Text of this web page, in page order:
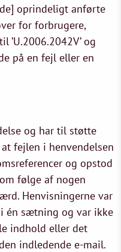
oprindeligt anførte
for forbrugere,
’U.2006.2042V’ og
på en fejl eller en
og har til støtte
fejlen i henvendelsen
og opstod
følge af nogen
Henvisningerne var
én sætning og var ikke
indhold eller det
indledende e-mail.